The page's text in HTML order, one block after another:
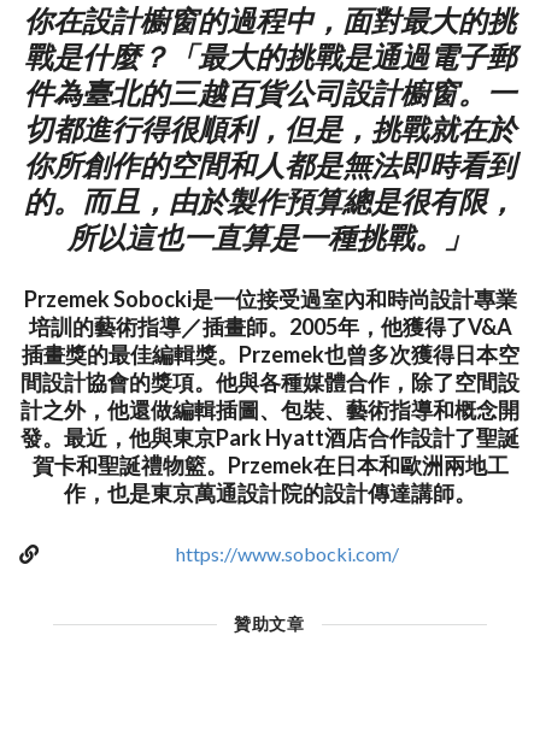
你在設計櫥窗的過程中，面對最大的挑
戰是什麼？「最大的挑戰是通過電子郵
件為臺北的三越百貨公司設計櫥窗。一
切都進行得很順利，但是，挑戰就在於
你所創作的空間和人都是無法即時看到
的。而且，由於製作預算總是很有限，
所以這也一直算是一種挑戰。」
Przemek Sobocki是一位接受過室內和時尚設計專業
培訓的藝術指導／插畫師。2005年，他獲得了V&A
插畫獎的最佳編輯獎。Przemek也曾多次獲得日本空
間設計協會的獎項。他與各種媒體合作，除了空間設
計之外，他還做編輯插圖、包裝、藝術指導和概念開
發。最近，他與東京Park Hyatt酒店合作設計了聖誕
賀卡和聖誕禮物籃。Przemek在日本和歐洲兩地工
作，也是東京萬通設計院的設計傳達講師。
https://www.sobocki.com/
贊助文章